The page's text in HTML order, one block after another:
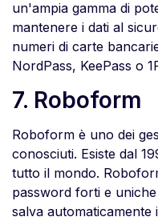
un'ampia gamma di
mantenere i dati al
numeri di carte
NordPass, KeePass o
7. Roboform
Roboform è uno dei
conosciuti. Esiste dal
tutto il mondo.
password forti e
salva